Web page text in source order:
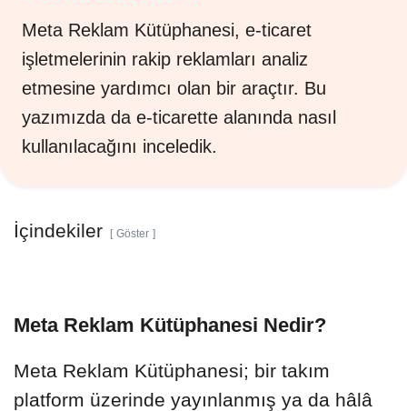
Meta Reklam Kütüphanesi, e-ticaret
işletmelerinin rakip reklamları analiz
etmesine yardımcı olan bir araçtır. Bu
yazımızda da e-ticarette alanında nasıl
kullanılacağını inceledik.
Meta Reklam Kütüphanesi Nedir?
Meta Reklam Kütüphanesi; bir takım
platform üzerinde yayınlanmış ya da hâlâ
İçindekiler Göster